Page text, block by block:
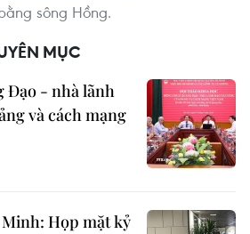
sông Hồng.
MỤC
Đạo - nhà lãnh
và cách mạng
Họp mặt kỷ